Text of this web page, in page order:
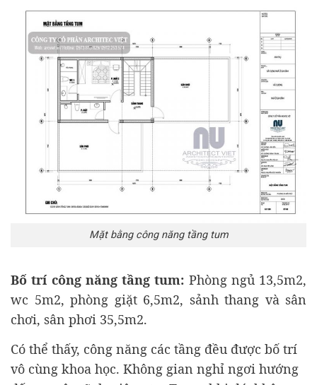
Mặt bằng công năng tầng tum
Bố trí công năng tầng tum: Phòng ngủ 13,5m2,
wc 5m2, phòng giặt 6,5m2, sảnh thang và sân
chơi, sân phơi 35,5m2.
Có thể thấy, công năng các tầng đều được bố trí
vô cùng khoa học. Không gian nghỉ ngơi hướng